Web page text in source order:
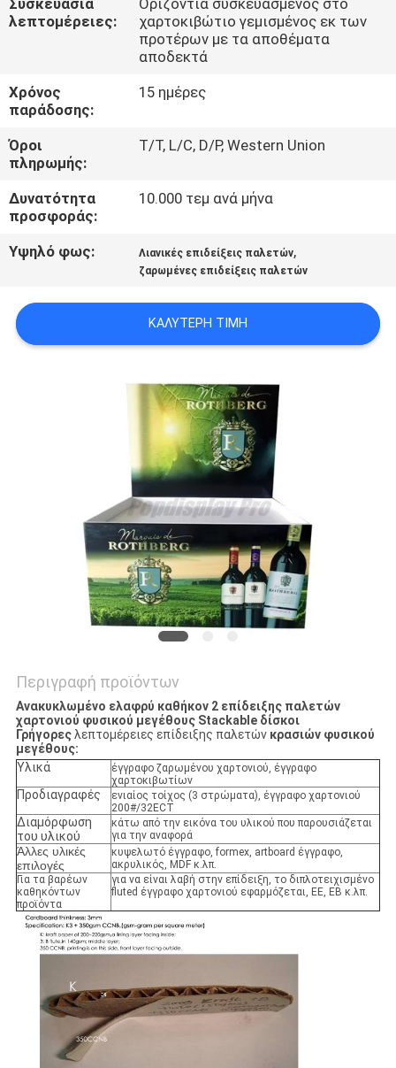
ΜΑΣ
ΣΕ
ΕΠΑΦΉ
ΜΕ
ΖΗΤΉΣΤΕ
ΈΝΑ
ΑΠΌΣΠΑΣΜΑ
SITEMAP
Συσκευασία
λεπτομέρειες:
Οριζόντια συσκευασμένος στο
χαρτοκιβώτιο γεμισμένος εκ των
προτέρων με τα αποθέματα
αποδεκτά
Χρόνος
παράδοσης:
15 ημέρες
Όροι
πληρωμής:
T/T, L/C, D/P, Western Union
Δυνατότητα
προσφοράς:
10.000 τεμ ανά μήνα
Υψηλό φως: Λιανικές επιδείξεις παλετών,
ζαρωμένες επιδείξεις παλετών
ΚΑΛΎΤΕΡΗ ΤΙΜΉ
Περιγραφή προϊόντων
Ανακυκλωμένο ελαφρύ καθήκον 2 επίδειξης παλετών
χαρτονιού φυσικού μεγέθους Stackable δίσκοι
Γρήγορεςλεπτομέρειες επίδειξης παλετών κρασιών φυσικού
μεγέθους:
Υλικά
έγγραφο ζαρωμένου χαρτονιού, έγγραφο
χαρτοκιβωτίων
Προδιαγραφές
ενιαίος τοίχος (3 στρώματα), έγγραφο χαρτονιού
200#/32ECT
Διαμόρφωση
του υλικού
κάτω από την εικόνα του υλικού που παρουσιάζεται
για την αναφορά
Άλλες υλικές
επιλογές
κυψελωτό έγγραφο, formex, artboard έγγραφο,
ακρυλικός, MDF κ.λπ.
Για τα βαρέων
καθηκόντων
προϊόντα
για να είναι λαβή στην επίδειξη, το διπλοτειχισμένο
fluted έγγραφο χαρτονιού εφαρμόζεται, EE, EB κ.λπ.